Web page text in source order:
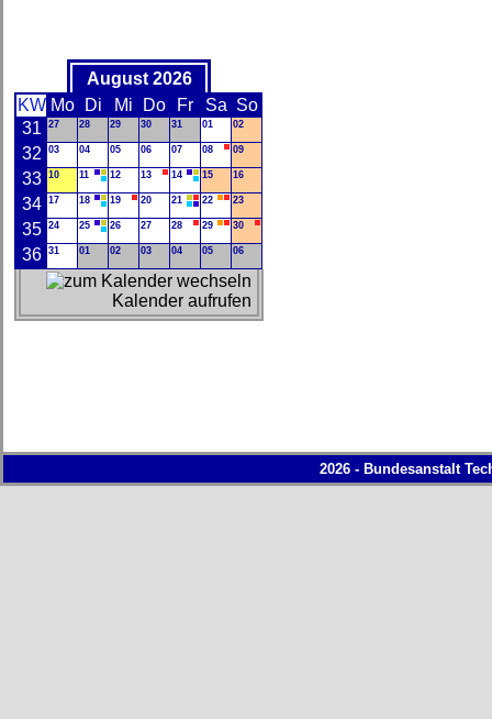
August 2026
KW Mo Di Mi Do Fr Sa So
31
27 28 29 30 31 01 02
32 03 04 05 06 07 08 09
33 10 11 12 13 14 15 16
34 17 18 19 20 21 22 23
35 24 25 26 27 28 29 30
36 31 01 02 03 04 05 06
Kalender aufrufen
2026 - Bundesanstalt